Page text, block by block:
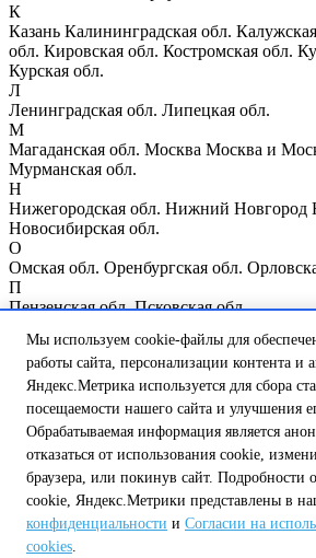
К
Казань Калининградская обл.
обл. Кировская обл. Костромская обл.
Курская обл.
Л
Ленинградская обл. Липецкая обл.
М
Магаданская обл. Москва Москва и
Мурманская обл.
Н
Нижегородская обл. Нижний Новгород
Новосибирская обл.
О
Омская обл. Оренбургская обл.
П
Пензенская обл. Псковская обл.
Республика Мордовия Республика
Татарстан Республика Чувашия
Самарская обл. Санкт-Петербург
Сахалинская обл. Свердловская обл.
Тамбовская обл. Тверская обл. Томская
Тюменская обл.
Ульяновская обл.
Мы используем cookie-файлы для
работы сайта, персонализации контента и
Яндекс.Метрика используется для сбора
посещаемости нашего сайта и улучшения
Обрабатываемая информация является
отказаться от использования cookie,
браузера, или покинув сайт. Подробности
cookie, Яндекс.Метрики представлены в
конфиденциальности и Согласии на
cookies.